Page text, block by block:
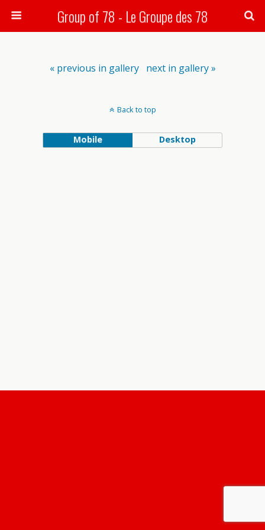
Group of 78 - Le Groupe des 78
« previous in gallery next in gallery »
Back to top
Mobile Desktop